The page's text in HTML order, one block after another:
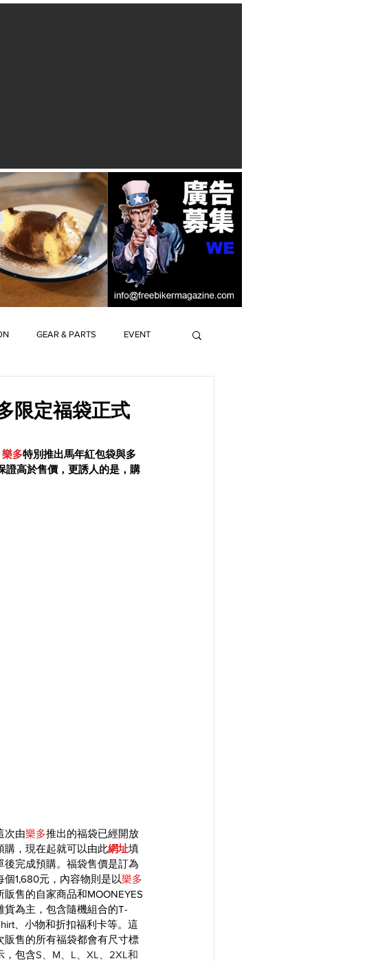
GEAR & PARTS EVENT
限定福袋正式
樂多特別推出馬年紅包袋與多
證高於售價，更誘人的是，購
次由樂多推出的福袋已經開放
購，現在起就可以由此網址填
後完成預購。福袋售價是訂為
個1,680元，內容物則是以樂多
販售的自家商品和MOONEYES
貨為主，包含隨機組合的T-
、小物和折扣福利卡等。這
販售的所有福袋都會有尺寸標
，包含S、M、L、XL、2XL和